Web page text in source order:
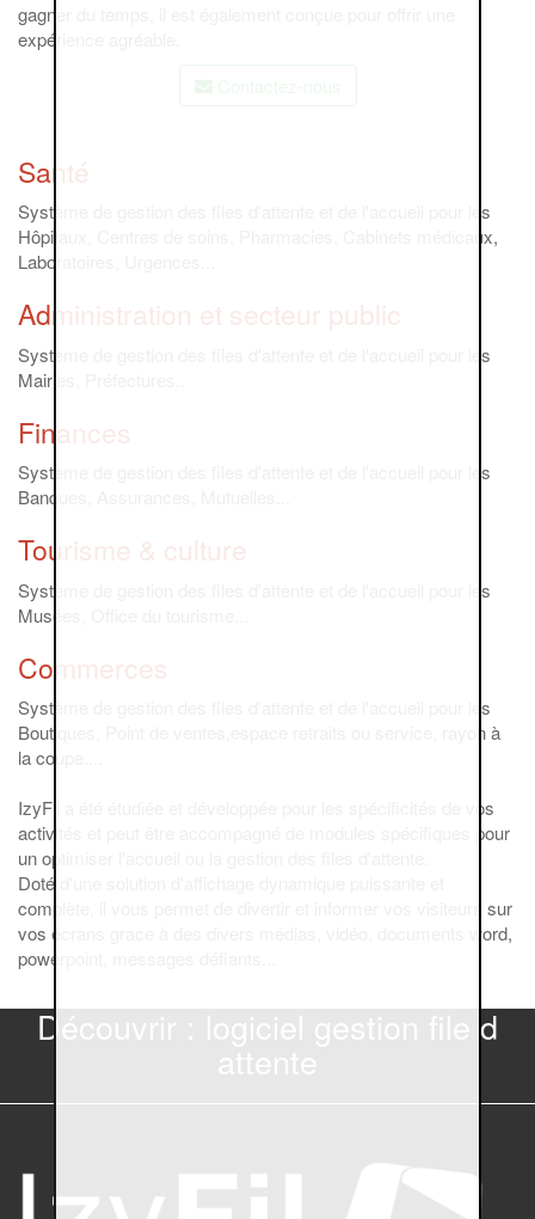
gagner du temps, il est également conçue pour offrir une
expérience agréable.
Santé
Système de gestion des files d'attente et de l'accueil pour les
Hôpitaux, Centres de soins, Pharmacies, Cabinets médicaux,
Laboratoires, Urgences...
Administration et secteur public
Système de gestion des files d'attente et de l'accueil pour les
Mairies, Préfectures..
Finances
Système de gestion des files d'attente et de l'accueil pour les
Banques, Assurances, Mutuelles...
Tourisme & culture
Système de gestion des files d'attente et de l'accueil pour les
Musées, Office du tourisme...
Commerces
Système de gestion des files d'attente et de l'accueil pour les
Boutiques, Point de ventes,espace retraits ou service, rayon à
la coupe....
IzyFil a été étudiée et développée pour les spécificités de vos
activités et peut être accompagné de modules spécifiques pour
un optimiser l'accueil ou la gestion des files d'attente.
Doté d'une solution d'affichage dynamique puissante et
complète, il vous permet de divertir et informer vos visiteurs sur
vos écrans grace à des divers médias, vidéo, documents word,
powerpoint, messages défiants...
Découvrir : logiciel gestion file d